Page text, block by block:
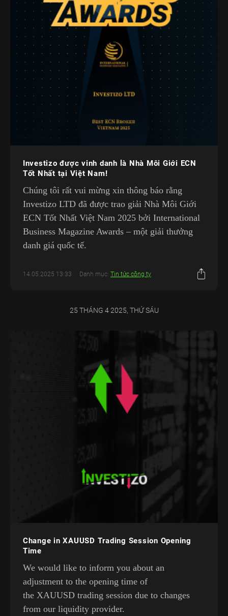
Investizo được vinh danh là Nhà Môi Giới ECN
Tốt Nhất tại Việt Nam!
Chúng tôi rất vui mừng xin thông báo rằng
Investizo LTD đã được trao giải Nhà Môi Giới
ECN Tốt Nhất Việt Nam 2025 bởi International
Business Magazine Awards – một giải thưởng
danh giá quốc tế.
14.05.2025 13:33 Danh mục: Tin tức công ty
25 THÁNG 4 2025, THỨ SÁU
Change in XAUUSD Trading Session Opening
Time
We would like to inform you about an
adjustment to the opening time of
the XAUUSD trading session due to changes
from our liquidity provider.